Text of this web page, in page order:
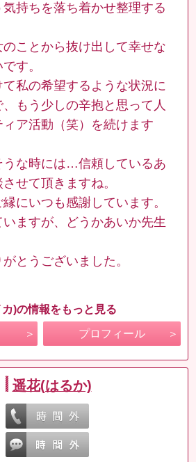
持ちを落ち着かせ整理する
ことから抜け出して幸せな
す。
私の希望するような状況に
もう少しの辛抱と思って人
ア活動（笑）を続けます
うな時には…信頼しているあ
せて頂きますね。
にいつも感謝しています。
ますが、どうかあいか先生
とうございました。
)の情報をもっと見る
プロフィール
遥花(はるか)